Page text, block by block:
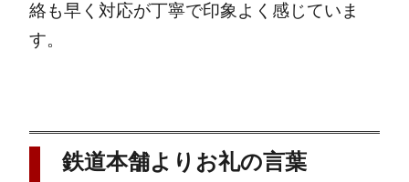
絡も早く対応が丁寧で印象よく感じていま
す。
鉄道本舗よりお礼の言葉